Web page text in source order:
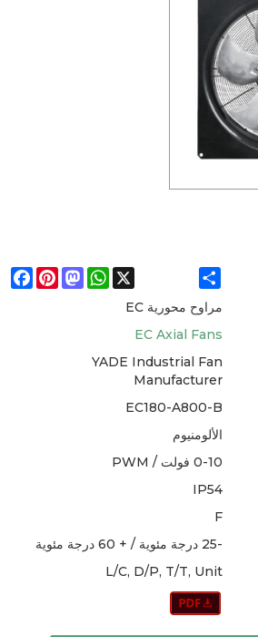
Share
Mastodon
WhatsApp
X
مراوح محورية EC
EC Axial Fans
YADE Industrial Fan
Manufacturer
EC180-A800-B
الألومنيوم
0-10 فولت / PWM
IP54
F
-25 درجة مئوية / + 60 درجة مئوية
L/C, D/P, T/T, Unit